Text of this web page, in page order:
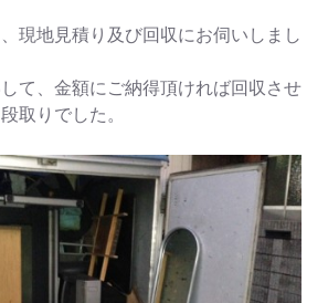
現地見積り及び回収にお伺いしまし
て、金額にご納得頂ければ回収させ
取りでした。